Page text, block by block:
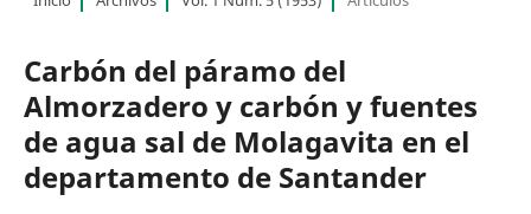
Carbón del páramo del
Almorzadero y carbón y fuentes
de agua sal de Molagavita en el
departamento de Santander